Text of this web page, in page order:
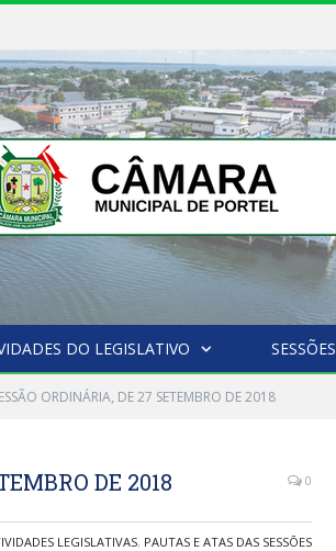
DO LEGISLATIVO SESSÕES
ORDINÁRIA, DE 27 SETEMBRO DE 2018
DE 2018 0
LEGISLATIVAS, PAUTAS E ATAS DAS SESSÕES